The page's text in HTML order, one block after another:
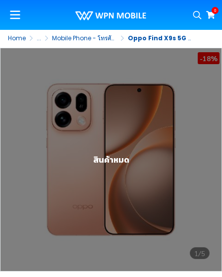
0
Home ... Mobile Phone - โทรศัพท์มือถือ Oppo Find X9s 5G หน้าจอ 6.59 นิ้ว ชิป Mediatek Dimensity 9500s กล้อง 50MP + 50MP แบตเตอรี่ 7,025 mAh ชาร์จไว 80W
1/5
-18%
สินค้าหมด